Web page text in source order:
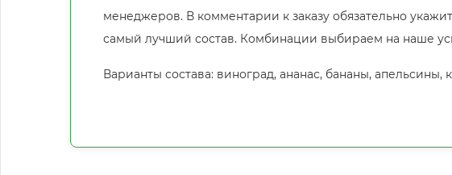
менеджеров. В комментарии к заказу обязательно
самый лучший состав. Комбинации выбираем на наше
Варианты состава: виноград, ананас, бананы, апельсины,